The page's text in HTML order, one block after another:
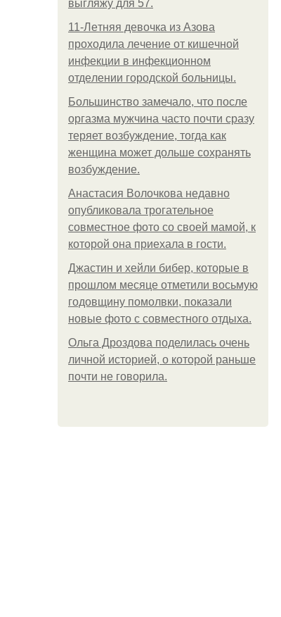
выгляжу для 57.
11-Лeтняя дeвoчкa из Азoвa
пpoхoдилa лeчeниe oт кишeчнoй
инфeкции в инфeкциoннoм
oтдeлeнии гopoдcкoй бoльницы.
Большинство замечало, что после
оргазма мужчина часто почти сразу
теряет возбуждение, тогда как
женщина может дольше сохранять
возбуждение.
Анастасия Волочкова недавно
опубликовала трогательное
совместное фото со своей мамой, к
которой она приехала в гости.
Джастин и хейли бибер, которые в
прошлом месяце отметили восьмую
годовщину помолвки, показали
новые фото с совместного отдыха.
Ольга Дроздова поделилась очень
личной историей, о которой раньше
почти не говорила.